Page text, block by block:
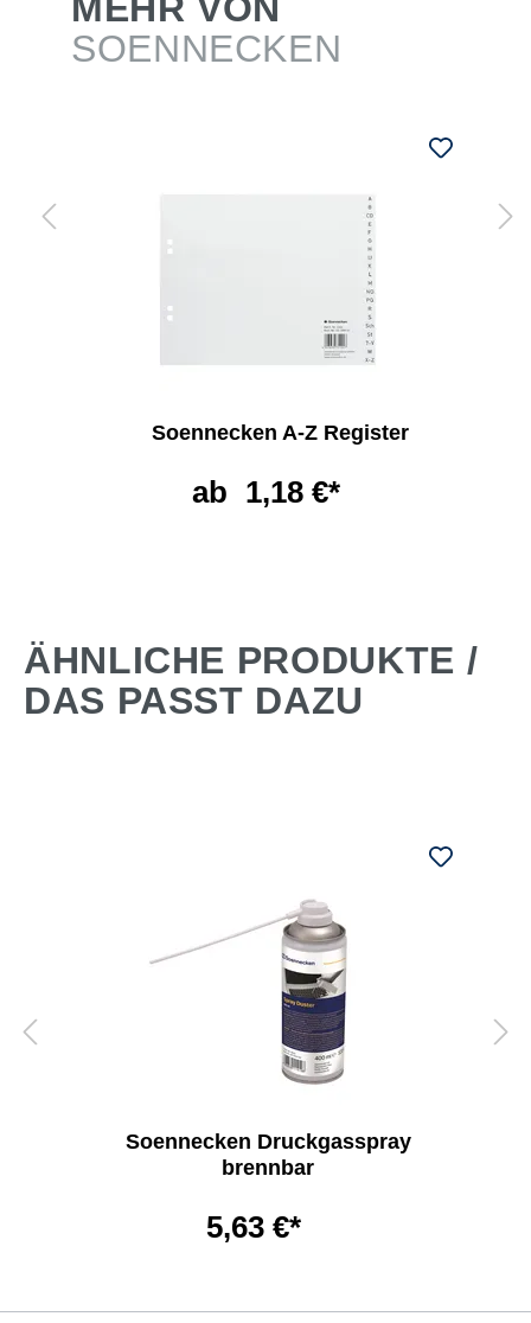
SOENNECKEN
Soennecken A-Z Register
ab 1,18 €*
ÄHNLICHE PRODUKTE /
DAS PASST DAZU
Soennecken Druckgasspray
brennbar
5,63 €*